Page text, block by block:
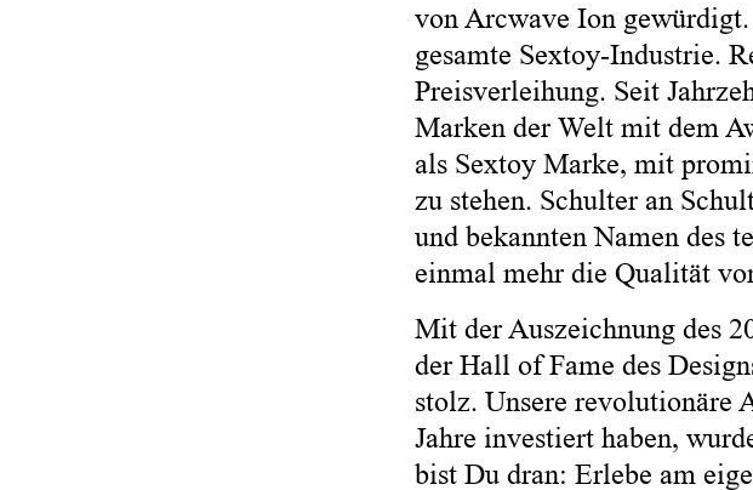
von Arcwave Ion
gesamte Sextoy-Industrie.
Preisverleihung. Seit
Marken der Welt mit dem
als Sextoy Marke, mit
zu stehen. Schulter an
und bekannten Namen des
einmal mehr die Qualität
Mit der Auszeichnung des
der Hall of Fame des
stolz. Unsere revolutionäre
Jahre investiert haben,
bist Du dran: Erlebe am